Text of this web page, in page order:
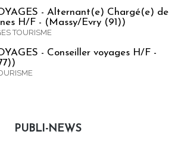
- Alternant(e) Chargé(e) de
H/F - (Massy/Evry (91))
TOURISME
- Conseiller voyages H/F -
PUBLI-NEWS